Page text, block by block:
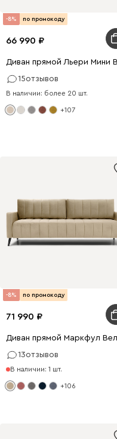
-8% по промокоду
66 990
Диван прямой Льери Мини
15отзывов
В наличии: более 20 шт.
+107
-8% по промокоду
71 990
Диван прямой Маркфул
13отзывов
В наличии: 1 шт.
+106